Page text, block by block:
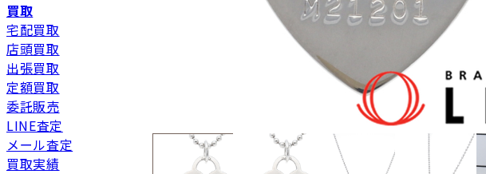
買取
宅配買取
店頭買取
出張買取
定額買取
委託販売
LINE査定
メール査定
買取実績
お買い物を続